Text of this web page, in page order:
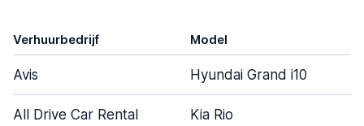
Verhuurbedrijf Model
Avis Hyundai Grand i10
All Drive Car Rental Kia Rio